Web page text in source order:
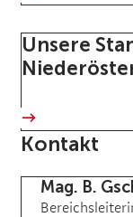
Unsere
Kontakt
Mag. B.